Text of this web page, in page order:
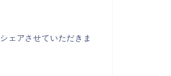
ェアさせていただきま